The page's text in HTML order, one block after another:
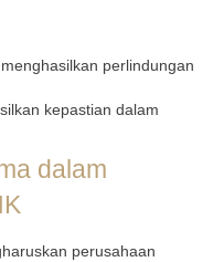
perlindungan
kepastian dalam
dalam
perusahaan